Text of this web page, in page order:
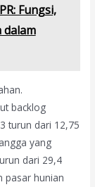
Fungsi,
dalam
backlog
turun dari 12,75
yang
dari 29,4
pasar hunian